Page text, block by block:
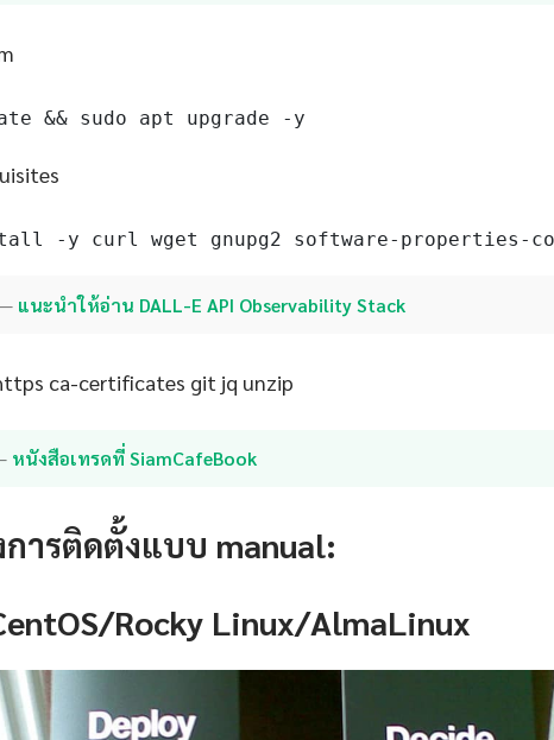
&& sudo apt upgrade -y
-y curl wget gnupg2 software-properties-
แนะนำให้อ่าน DALL-E API Observability Stack
ca-certificates git jq unzip
หนังสือเทรดที่ SiamCafeBook
ารติดตั้งแบบ manual:
Rocky Linux/AlmaLinux